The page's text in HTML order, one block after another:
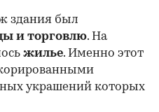
здания был
и торговлю. На
жилье. Именно этот
украшений которых